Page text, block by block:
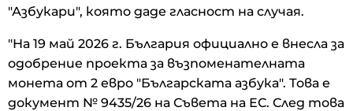
"Азбукари", която даде гласност на случая.
"На 19 май 2026 г. България официално е внесла за
одобрение проекта за възпоменателната
монета от 2 евро "Българската азбука". Това е
документ № 9435/26 на Съвета на ЕС. След това